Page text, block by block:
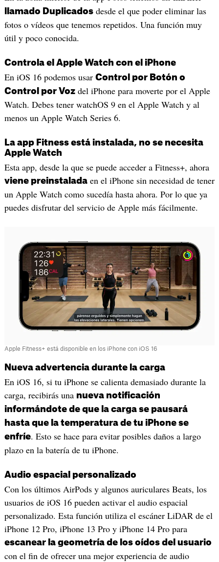
llamado Duplicadosdesde el que poder eliminar las
fotos o vídeos que tenemos repetidos. Una función muy
útil y poco conocida.
Controla el Apple Watch con el iPhone
En iOS 16 podemos usar Control por Botón o
Control por Vozdel iPhone para moverte por el Apple
Watch. Debes tener watchOS 9 en el Apple Watch y al
menos un Apple Watch Series 6.
La app Fitness está instalada, no se necesita
Apple Watch
Esta app, desde la que se puede acceder a Fitness+, ahora
viene preinstaladaen el iPhone sin necesidad de tener
un Apple Watch como sucedía hasta ahora. Por lo que ya
puedes disfrutar del servicio de Apple más fácilmente.
Apple Fitness+ está disponible en los iPhone con iOS 16
Nueva advertencia durante la carga
En iOS 16, si tu iPhone se calienta demasiado durante la
carga, recibirás una nueva notificación
informándote de que la carga se pausará
hasta que la temperatura de tu iPhone se
enfríe. Esto se hace para evitar posibles daños a largo
plazo en la batería de tu iPhone.
Audio espacial personalizado
Con los últimos AirPods y algunos auriculares Beats, los
usuarios de iOS 16 pueden activar el audio espacial
personalizado. Esta función utiliza el escáner LiDAR de el
iPhone 12 Pro, iPhone 13 Pro y iPhone 14 Pro para
escanear la geometría de los oídos del usuario
con el fin de ofrecer una mejor experiencia de audio